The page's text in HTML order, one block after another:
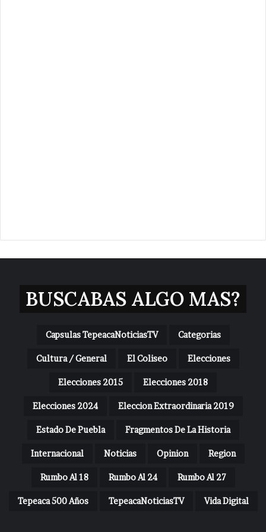
BUSCABAS ALGO MAS?
Capsulas TepeacaNoticiasTV Categorias
Cultura / General El Coliseo Elecciones
Elecciones 2015 Elecciones 2018
Elecciones 2024 Eleccion Extraordinaria 2019
Estado De Puebla Fragmentos De La Historia
Internacional Noticias Opinion Region
Rumbo Al 18 Rumbo Al 24 Rumbo Al 27
Tepeaca 500 Años TepeacaNoticiasTV Vida Digital